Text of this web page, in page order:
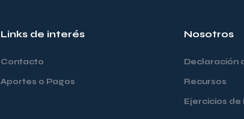
Links de interés
Contacto
Aportes o Pagos
Nosotros
Declaración
Recursos
Ejercicios